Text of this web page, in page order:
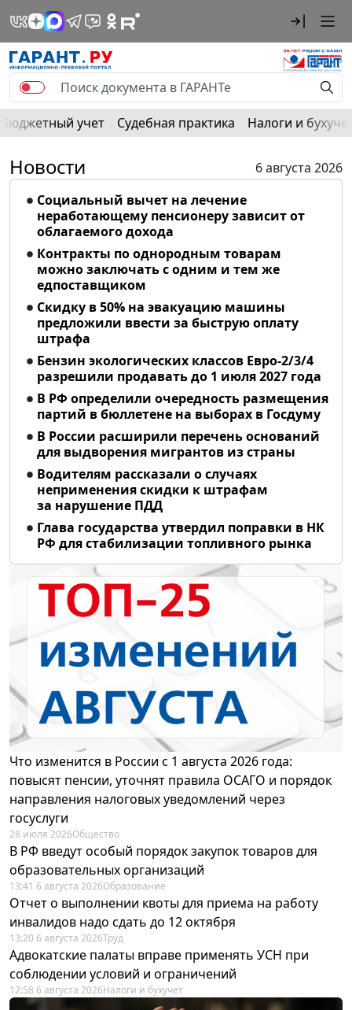
Бюджетный учет Судебная практика Налоги и
Новости
6 августа 2026
Социальный вычет на лечение
неработающему пенсионеру зависит от
облагаемого дохода
Контракты по однородным товарам
можно заключать с одним и тем же
едпоставщиком
Скидку в 50% на эвакуацию машины
предложили ввести за быструю оплату
штрафа
Бензин экологических классов Евро-2/3/4
разрешили продавать до 1 июля 2027 года
В РФ определили очередность размещения
партий в бюллетене на выборах в Госдуму
В России расширили перечень оснований
для выдворения мигрантов из страны
Водителям рассказали о случаях
неприменения скидки к штрафам
за нарушение ПДД
Глава государства утвердил поправки в НК
РФ для стабилизации топливного рынка
Что изменится в России с 1 августа 2026 года:
повысят пенсии, уточнят правила ОСАГО и порядок
направления налоговых уведомлений через
госуслуги
28 июля 2026Общество
В РФ введут особый порядок закупок товаров для
образовательных организаций
13:41 6 августа 2026Образование
Отчет о выполнении квоты для приема на работу
инвалидов надо сдать до 12 октября
13:20 6 августа 2026Труд
Адвокатские палаты вправе применять УСН при
соблюдении условий и ограничений
12:58 6 августа 2026Налоги и бухучет